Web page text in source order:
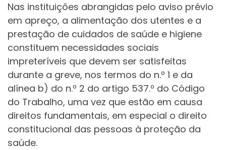
Nas instituições abrangidas pelo aviso prévio
em apreço, a alimentação dos utentes e a
prestação de cuidados de saúde e higiene
constituem necessidades sociais
impreteríveis que devem ser satisfeitas
durante a greve, nos termos do n.º 1 e da
alínea b) do n.º 2 do artigo 537.º do Código
do Trabalho, uma vez que estão em causa
direitos fundamentais, em especial o direito
constitucional das pessoas à proteção da
saúde.